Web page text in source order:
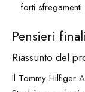
forti
Pensieri finali
Riassunto del
Il Tommy Hilfiger